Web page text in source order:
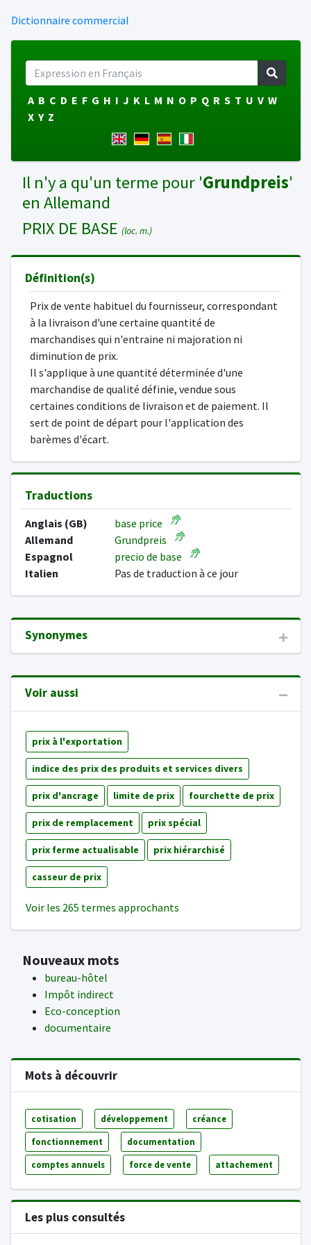
Dictionnaire commercial
A B C D E F G H I J K L M N O P Q R S T U V W
X Y Z
Il n'y a qu'un terme pour 'Grundpreis'
en Allemand
PRIX DE BASE (loc. m.)
Définition(s)
Prix de vente habituel du fournisseur, correspondant
à la livraison d'une certaine quantité de
marchandises qui n'entraine ni majoration ni
diminution de prix.
Il s'applique à une quantité déterminée d'une
marchandise de qualité définie, vendue sous
certaines conditions de livraison et de paiement. Il
sert de point de départ pour l'application des
barèmes d'écart.
Traductions
Anglais (GB)
base price
Allemand
Grundpreis
Espagnol
precio de base
Italien
Pas de traduction à ce jour
Synonymes
Voir aussi
prix à l'exportation
indice des prix des produits et services divers
prix d'ancrage limite de prix fourchette de prix
prix de remplacement prix spécial
prix ferme actualisable prix hiérarchisé
casseur de prix
Voir les 265 termes approchants
Nouveaux mots
bureau-hôtel
Impôt indirect
Eco-conception
documentaire
Mots à découvrir
cotisation développement créance
fonctionnement documentation
comptes annuels force de vente attachement
Les plus consultés